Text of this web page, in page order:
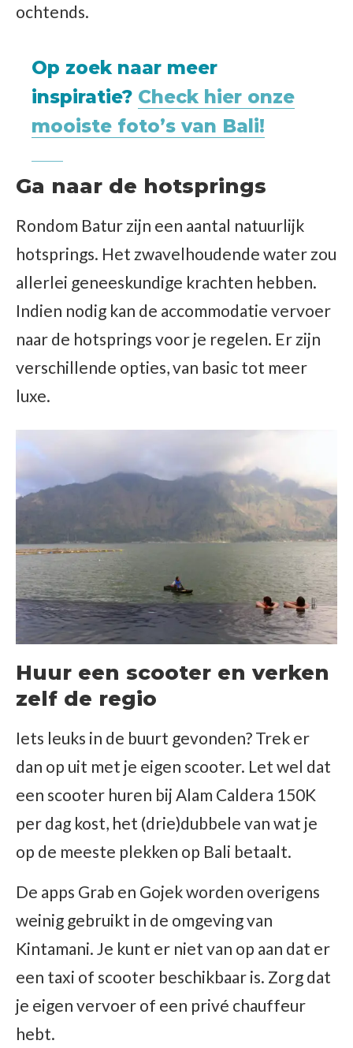
ochtends.
Op zoek naar meer
inspiratie? Check hier onze
mooiste foto’s van Bali!
Ga naar de hotsprings
Rondom Batur zijn een aantal natuurlijk
hotsprings. Het zwavelhoudende water zou
allerlei geneeskundige krachten hebben.
Indien nodig kan de accommodatie vervoer
naar de hotsprings voor je regelen. Er zijn
verschillende opties, van basic tot meer
luxe.
Huur een scooter en verken
zelf de regio
Iets leuks in de buurt gevonden? Trek er
dan op uit met je eigen scooter. Let wel dat
een scooter huren bij Alam Caldera 150K
per dag kost, het (drie)dubbele van wat je
op de meeste plekken op Bali betaalt.
De apps Grab en Gojek worden overigens
weinig gebruikt in de omgeving van
Kintamani. Je kunt er niet van op aan dat er
een taxi of scooter beschikbaar is. Zorg dat
je eigen vervoer of een privé chauffeur
hebt.